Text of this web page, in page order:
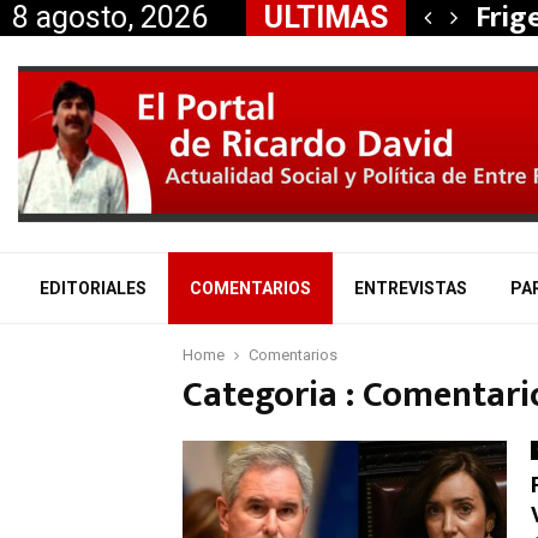
8 agosto, 2026 ULTIMAS
Miranda anunció…
EDITORIALES COMENTARIOS ENTREVISTAS
Home Comentarios
Categoria :